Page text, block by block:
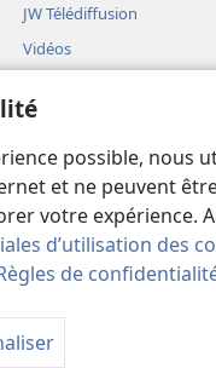
possible, nous
et ne peuvent
votre expérience.
d’utilisation des
de
JW Télédiffusion
Vidéos
Représentations théâtrales
Lectures bibliques
and Tract Society of